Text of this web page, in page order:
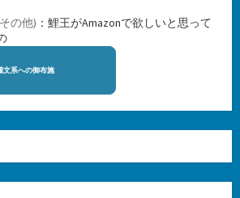
の他) ：鯉王がAmazonで欲しいと思って